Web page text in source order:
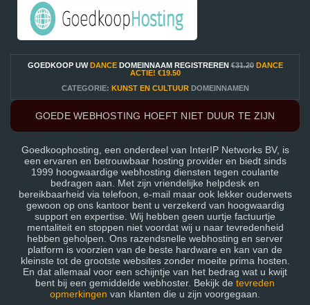
GOEDKOOP UWDANCEDOMEINNAAM REGISTREREN €31.20 DANCE
ACTIE! €19.50
CATEGORIE: KUNST EN CULTUURDOMEINNAMEN
GOEDE WEBHOSTING HOEFT NIET DUUR TE ZIJN
Goedkoophosting, een onderdeel van InterIP Networks BV, is
een ervaren en betrouwbaar hosting provider en biedt sinds
1999 hoogwaardige webhosting diensten tegen coulante
bedragen aan. Met zijn vriendelijke helpdesk en
bereikbaarheid via telefoon, e-mail maar ook lekker ouderwets
gewoon op ons kantoor bent u verzekerd van hoogwaardig
support en expertise. Wij hebben geen uurtje factuurtje
mentaliteit en stoppen niet voordat wij u naar tevredenheid
hebben geholpen. Ons razendsnelle webhosting en server
platform is voorzien van de beste hardware en kan van de
kleinste tot de grootste websites zonder moeite prima hosten.
En dat allemaal voor een schijntje van het bedrag wat u kwijt
bent bij een gemiddelde webhoster. Bekijk de tevreden
opmerkingen van klanten die u zijn voorgegaan.